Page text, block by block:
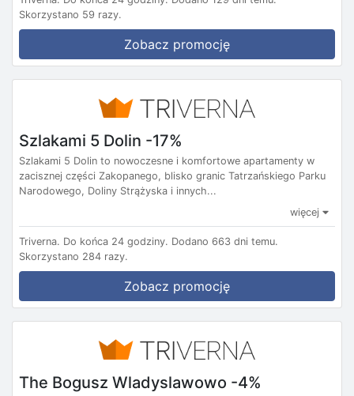
Skorzystano 59 razy.
Zobacz promocję
Szlakami 5 Dolin -17%
Szlakami 5 Dolin to nowoczesne i komfortowe apartamenty w
zacisznej części Zakopanego, blisko granic Tatrzańskiego Parku
Narodowego, Doliny Strążyska i innych...
więcej
Triverna. Do końca 24 godziny. Dodano 663 dni temu.
Skorzystano 284 razy.
Zobacz promocję
The Bogusz Wladyslawowo -4%